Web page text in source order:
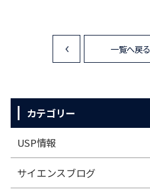
<
一覧へ戻る
カテゴリー
USP情報
サイエンスブログ